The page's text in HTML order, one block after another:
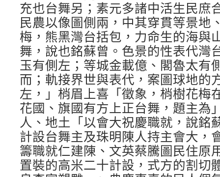
充也台舞另；素元多諸中活生民庶
民農以像圖側兩，中其穿貫等景地
梅，熊黑灣台括包，力命生的海與
舞，說也銘蘇曾。色景的性表代灣
玉有側左；等城金載億、閣魯太有
而；軌接界世與表代，案圖球地的
左，」梢眉上喜「徵象，梢樹花梅
花國、旗國有方上正台舞，題主為
人、地土「以會大祝慶職就，說銘
計設台舞主及珠明陳人持主會大，
籌職就仁建陳、文英蔡騰圖民住原
置裝的高米二十計設，式方的割切